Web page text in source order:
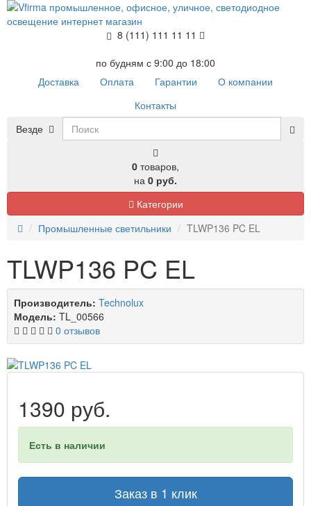
8 (111) 111 11 11
по будням с 9:00 до 18:00
Доставка
Оплата Гарантии
О компании
Контакты
Везде
0 товаров,
на 0 руб.
Категории
Промышленные светильники
TLWP136 PC EL
TLWP136 PC EL
Производитель: Technolux
Модель: TL_00566
0 отзывов
1390 руб.
Есть в наличии
Заказ в 1 клик